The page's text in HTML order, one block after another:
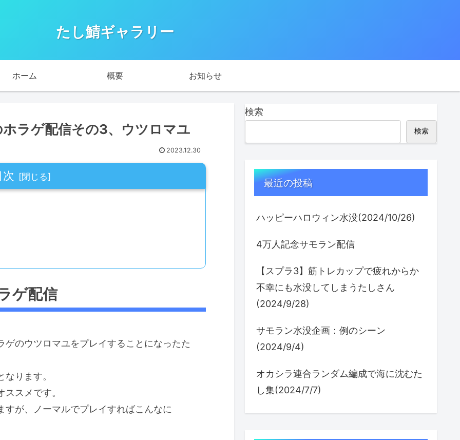
たし鯖ギャラリー
ホーム 概要 お知らせ
ラゲ配信その3、ウツロマユ
2023.12.30
次
ゲ配信
のウツロマユをプレイすることになったた
ります。
スメです。
が、ノーマルでプレイすればこんなに
検索
検索
最近の投稿
ハッピーハロウィン水没(2024/10/26)
4万人記念サモラン配信
【スプラ3】筋トレカップで疲れからか
不幸にも水没してしまうたしさん
(2024/9/28)
サモラン水没企画：例のシーン
(2024/9/4)
オカシラ連合ランダム編成で海に沈むた
し集(2024/7/7)